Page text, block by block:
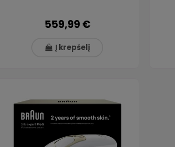
559,99 €
Į krepšelį